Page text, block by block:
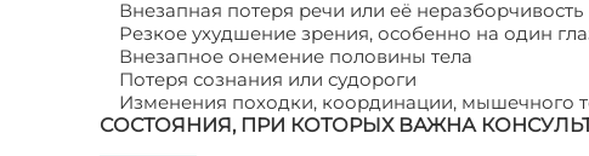
Внезапная потеря речи или её неразборчивость
Резкое ухудшение зрения, особенно на один
Внезапное онемение половины тела
Потеря сознания или судороги
Изменения походки, координации, мышечного
СОСТОЯНИЯ, ПРИ КОТОРЫХ ВАЖНА